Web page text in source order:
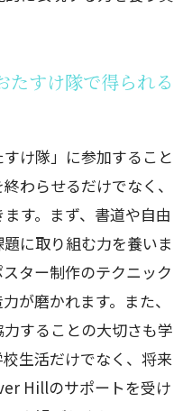
すけ隊で得られる
け隊」に参加すること
わらせるだけでなく、
す。まず、書道や自由
に取り組む力を養いま
ター制作のテクニック
が磨かれます。また、
することの大切さも学
生活だけでなく、将来
Hillのサポートを受け